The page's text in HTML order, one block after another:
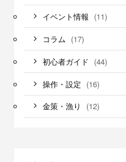
イベント情報 (11)
コラム (17)
初心者ガイド (44)
操作・設定 (16)
金策・漁り (12)